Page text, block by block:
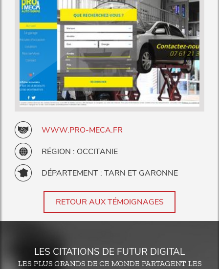
WWW.PRO-MECA.FR
RÉGION : OCCITANIE
DÉPARTEMENT : TARN ET GARONNE
RETOUR AUX TÉMOIGNAGES
LES CITATIONS DE FUTUR DIGITAL
LES PLUS GRANDS DE CE MONDE PARTAGENT LES